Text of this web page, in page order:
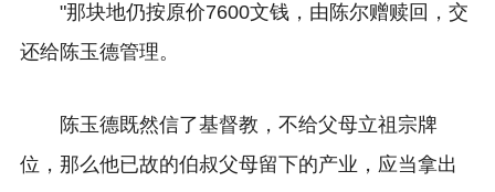
"那块地仍按原价7600文钱，由陈尔赠赎回，交
还给陈玉德管理。
陈玉德既然信了基督教，不给父母立祖宗牌
位，那么他已故的伯叔父母留下的产业，应当拿出